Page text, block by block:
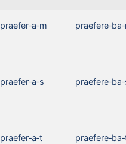
praefer‑a‑m
praefer‑a‑s
praefer‑a‑t